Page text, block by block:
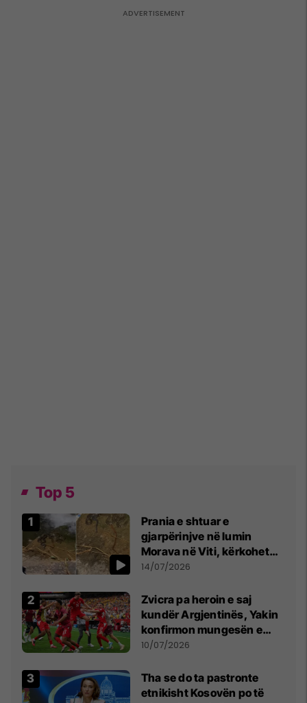
Top 5
Prania e shtuar e
gjarpërinjve në lumin
Morava në Viti, kërkohet
kujdes nga qytetarët
14/07/2026
Zvicra pa heroin e saj
kundër Argjentinës, Yakin
konfirmon mungesën e
madhe
10/07/2026
Tha se do ta pastronte
etnikisht Kosovën po të